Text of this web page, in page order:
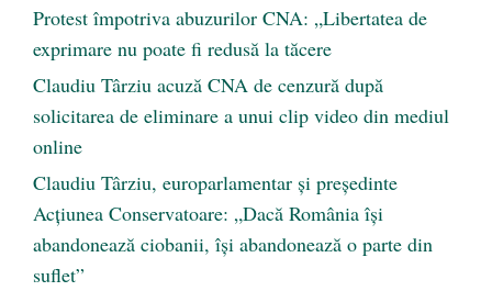
Protest împotriva abuzurilor CNA: „Libertatea de
exprimare nu poate fi redusă la tăcere
Claudiu Târziu acuză CNA de cenzură după
solicitarea de eliminare a unui clip video din mediul
online
Claudiu Târziu, europarlamentar și președinte
Acțiunea Conservatoare: „Dacă România își
abandonează ciobanii, își abandonează o parte din
suflet”